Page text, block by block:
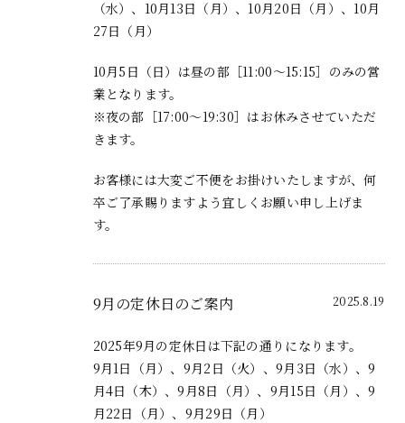
（水）、10月13日（月）、10月20日（月）、10月
27日（月）
10月5日（日）は昼の部［11:00～15:15］のみの営
業となります。
※夜の部［17:00～19:30］ はお休みさせていただ
きます。
お客様には大変ご不便をお掛けいたしますが、何
卒ご了承賜りますよう宜しくお願い申し上げま
す。
2025.8.19
9月の定休日のご案内
2025年9月の定休日は下記の通りになります。
9月1日（月）、9月2日（火）、9月3日（水）、9
月4日（木）、9月8日（月）、9月15日（月）、9
月22日（月）、9月29日（月）